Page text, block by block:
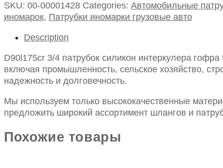
силикон
интеркулера
ford
truck
cargo
ii
(2005>),
iveco
technik
SKU: 00-00001428 Categories: Автомобильные
иномарок, Патрубки иномарки грузовые авто
Description
D90l175cr 3/4 патрубок силикон интеркулера
включая промышленность, сельское хозяйство,
надежность и долговечность.
Мы используем только высококачественные
предложить широкий ассортимент шлангов и
Похожие товары